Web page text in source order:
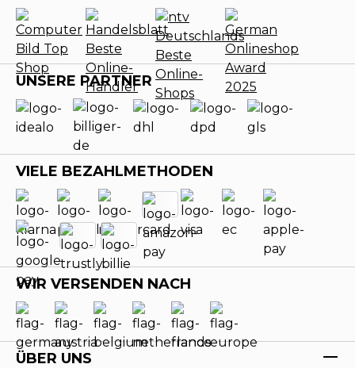
UNSERE PARTNER
VIELE BEZAHLMETHODEN
WIR VERSENDEN NACH
ÜBER UNS